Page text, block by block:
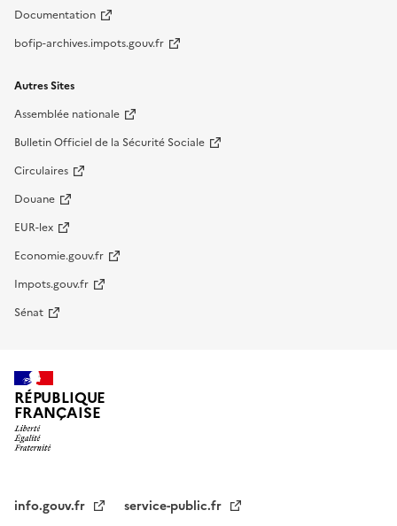
Documentation
bofip-archives.impots.gouv.fr
Autres Sites
Assemblée nationale
Bulletin Officiel de la Sécurité Sociale
Circulaires
Douane
EUR-lex
Economie.gouv.fr
Impots.gouv.fr
Sénat
RÉPUBLIQUE
FRANÇAISE
info.gouv.fr service-public.fr